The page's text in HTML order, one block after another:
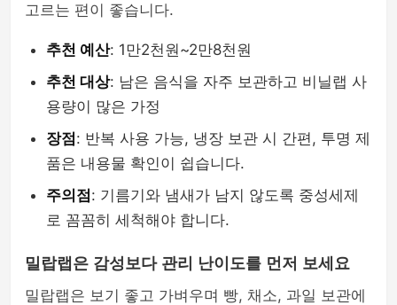
고르는 편이 좋습니다.
추천 예산: 1만2천원~2만8천원
추천 대상: 남은 음식을 자주 보관하고 비닐랩 사
용량이 많은 가정
장점: 반복 사용 가능, 냉장 보관 시 간편, 투명 제
품은 내용물 확인이 쉽습니다.
주의점: 기름기와 냄새가 남지 않도록 중성세제
로 꼼꼼히 세척해야 합니다.
밀랍랩은 감성보다 관리 난이도를 먼저 보세요
밀랍랩은 보기 좋고 가벼우며 빵, 채소, 과일 보관에